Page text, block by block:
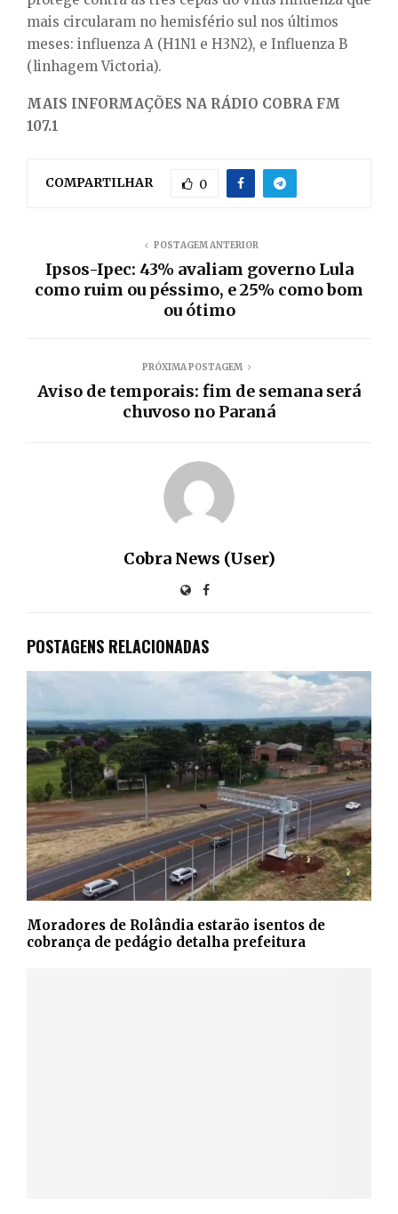
mais circularam no hemisfério sul nos últimos
meses: influenza A (H1N1 e H3N2), e Influenza B
(linhagem Victoria).
MAIS INFORMAÇÕES NA RÁDIO COBRA FM
107.1
COMPARTILHAR 0
POSTAGEM ANTERIOR
Ipsos-Ipec: 43% avaliam governo Lula
como ruim ou péssimo, e 25% como bom
ou ótimo
PRÓXIMA POSTAGEM
Aviso de temporais: fim de semana será
chuvoso no Paraná
Cobra News (User)
POSTAGENS RELACIONADAS
Moradores de Rolândia estarão isentos de
cobrança de pedágio detalha prefeitura